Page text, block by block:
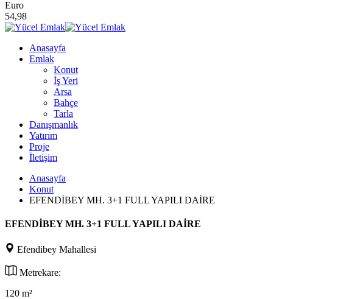
Euro
54,98
Anasayfa
Emlak
Konut
İş Yeri
Arsa
Bahçe
Tarla
Danışmanlık
Yatırım
Proje
İletişim
Anasayfa
Konut
EFENDİBEY MH. 3+1 FULL YAPILI DAİRE
EFENDİBEY MH. 3+1 FULL YAPILI DAİRE
Efendibey Mahallesi
Metrekare:
120 m²